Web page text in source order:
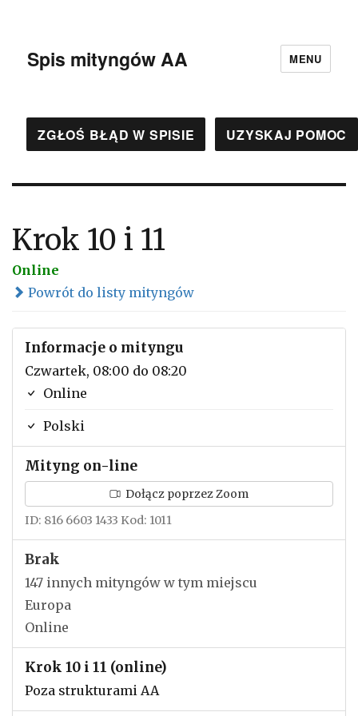
Spis mityngów AA MENU
ZGŁOŚ BŁĄD W SPISIE UZYSKAJ POMOC
Krok 10 i 11
Online
Powrót do listy mityngów
Informacje o mityngu
Czwartek, 08:00 do 08:20
Online
Polski
Mityng on-line
Dołącz poprzez Zoom
ID: 816 6603 1433 Kod: 1011
Brak
147 innych mityngów w tym miejscu
Europa
Online
Krok 10 i 11 (online)
Poza strukturami AA